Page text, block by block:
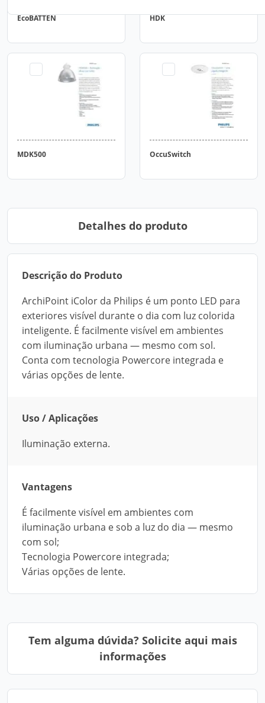
EcoBATTEN HDK
MDK500 OccuSwitch
Detalhes do produto
Descrição do Produto
ArchiPoint iColor da Philips é um ponto LED para
exteriores visível durante o dia com luz colorida
inteligente. É facilmente visível em ambientes
com iluminação urbana — mesmo com sol.
Conta com tecnologia Powercore integrada e
várias opções de lente.
Uso / Aplicações
Iluminação externa.
Vantagens
É facilmente visível em ambientes com
iluminação urbana e sob a luz do dia — mesmo
com sol;
Tecnologia Powercore integrada;
Várias opções de lente.
Tem alguma dúvida? Solicite aqui mais
informações